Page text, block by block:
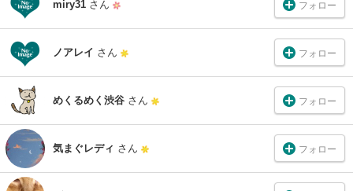
miry31 さん フォロー
ノアレイ さん フォロー
めくるめく渋谷 さん フォロー
気まぐレディ さん フォロー